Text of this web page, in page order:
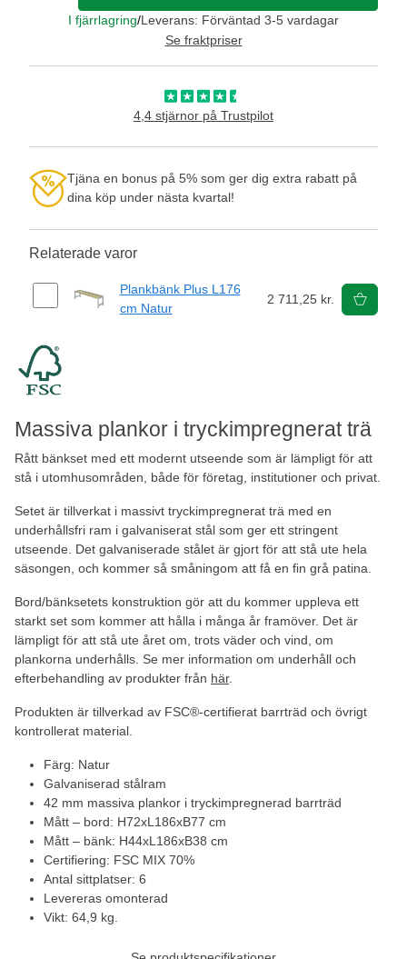
Massiva plankor i tryckimpregnerat trä
Rått bänkset med ett modernt utseende som är lämpligt för att
stå i utomhusområden, både för företag, institutioner och privat.
Setet är tillverkat i massivt tryckimpregnerat trä med en
underhållsfri ram i galvaniserat stål som ger ett stringent
utseende. Det galvaniserade stålet är gjort för att stå ute hela
säsongen, och kommer så småningom att få en fin grå patina.
Bord/bänksetets konstruktion gör att du kommer uppleva ett
starkt set som kommer att hålla i många år framöver. Det är
lämpligt för att stå ute året om, trots väder och vind, om
plankorna underhålls. Se mer information om underhåll och
efterbehandling av produkter från här.
Produkten är tillverkad av FSC®-certifierat barrträd och övrigt
kontrollerat material.
Färg: Natur
Galvaniserad stålram
42 mm massiva plankor i tryckimpregnerad barrträd
Mått – bord: H72xL186xB77 cm
Mått – bänk: H44xL186xB38 cm
Certifiering: FSC MIX 70%
Antal sittplatser: 6
Levereras omonterad
Vikt: 64,9 kg.
I fjärrlagring/Leverans: Förväntad 3-5 vardagar
Se fraktpriser
4,4 stjärnor på Trustpilot
Tjäna en bonus på 5% som ger dig extra rabatt på
dina köp under nästa kvartal!
Relaterade varor
Plankbänk Plus L176
cm Natur
2 711,25 kr.